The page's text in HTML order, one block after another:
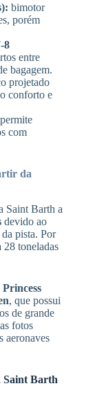
bimotor
porém
8
entre
bagagem.
projetado
conforto e
permite
com
da
Saint Barth a
devido ao
pista. Por
toneladas
, que possui
de grande
fotos
aeronaves
Saint Barth